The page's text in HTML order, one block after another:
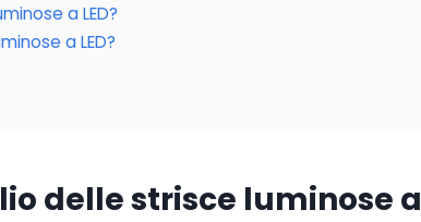
a LED?
a LED?
delle strisce luminose a